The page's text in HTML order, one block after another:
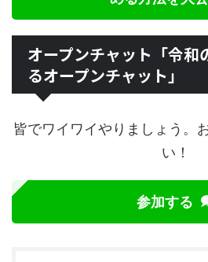
オープンチャット「令和
るオープンチャット」
皆でワイワイやりましょう。
い！
参加する